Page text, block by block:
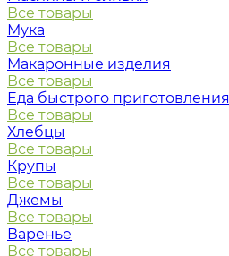
Все товары
Мука
Все товары
Макаронные изделия
Все товары
Еда быстрого приготовления
Все товары
Хлебцы
Все товары
Крупы
Все товары
Джемы
Все товары
Варенье
Все товары